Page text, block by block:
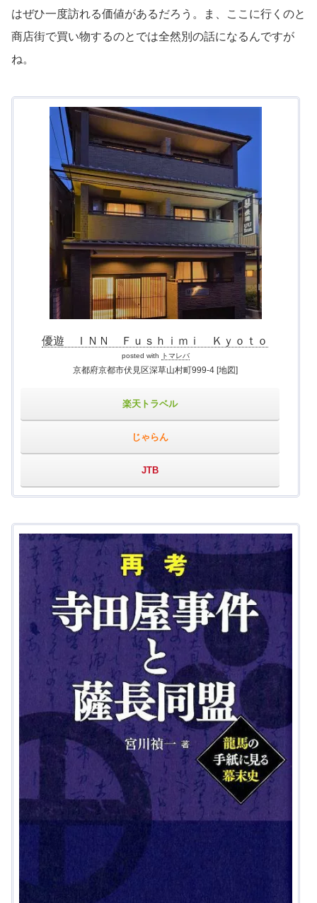
はぜひ一度訪れる価値があるだろう。ま、ここに行くのと
商店街で買い物するのとでは全然別の話になるんですが
ね。
優遊 ＩＮＮ Ｆｕｓｈｉｍｉ Ｋｙｏｔｏ
posted with トマレバ
京都府京都市伏見区深草山村町999-4 [地図]
楽天トラベル
じゃらん
JTB